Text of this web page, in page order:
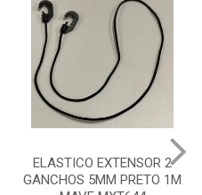
ELASTICO EXTENSOR 2
GANCHOS 5MM PRETO 1M